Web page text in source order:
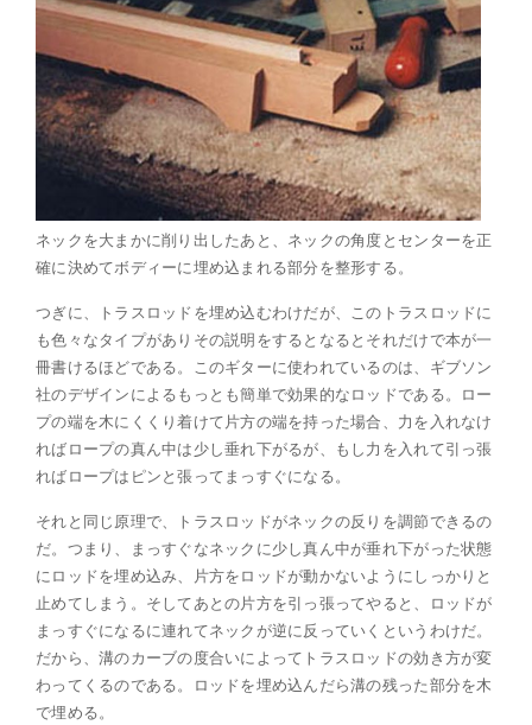
ネックを大まかに削り出したあと、ネックの角度とセンターを正
確に決めてボディーに埋め込まれる部分を整形する。
つぎに、トラスロッドを埋め込むわけだが、このトラスロッドに
も色々なタイプがありその説明をするとなるとそれだけで本が一
冊書けるほどである。このギターに使われているのは、ギブソン
社のデザインによるもっとも簡単で効果的なロッドである。ロー
プの端を木にくくり着けて片方の端を持った場合、力を入れなけ
ればロープの真ん中は少し垂れ下がるが、もし力を入れて引っ張
ればロープはピンと張ってまっすぐになる。
それと同じ原理で、トラスロッドがネックの反りを調節できるの
だ。つまり、まっすぐなネックに少し真ん中が垂れ下がった状態
にロッドを埋め込み、片方をロッドが動かないようにしっかりと
止めてしまう。そしてあとの片方を引っ張ってやると、ロッドが
まっすぐになるに連れてネックが逆に反っていくというわけだ。
だから、溝のカーブの度合いによってトラスロッドの効き方が変
わってくるのである。ロッドを埋め込んだら溝の残った部分を木
で埋める。